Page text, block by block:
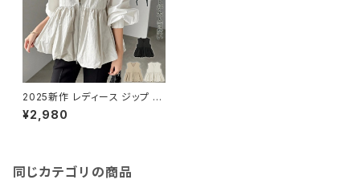
2025新作 レディース ジップ ベ
スト レイヤード アウター 羽織り
体型カバー ジレ おしゃれ
¥2,980
同じカテゴリの商品